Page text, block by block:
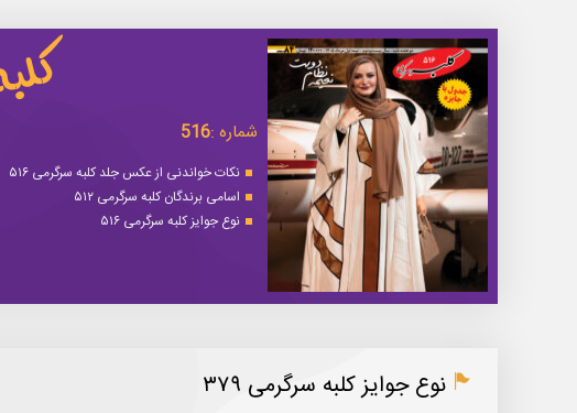
شماره :516
نکات خواندنی از عکس جلد کلبه سرگرمی ۵۱۶
اسامی برندگان کلبه سرگرمی ۵۱۲
نوع جوایز کلبه سرگرمی ۵۱۶
نوع جوایز کلبه سرگرمی ۳۷۹